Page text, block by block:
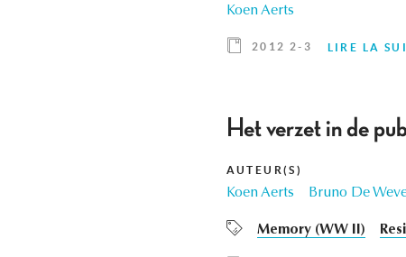
Koen Aerts
2012 2-3 LIRE LA
Het verzet in de
AUTEUR(S)
Koen Aerts Bruno De
Memory (WW II)